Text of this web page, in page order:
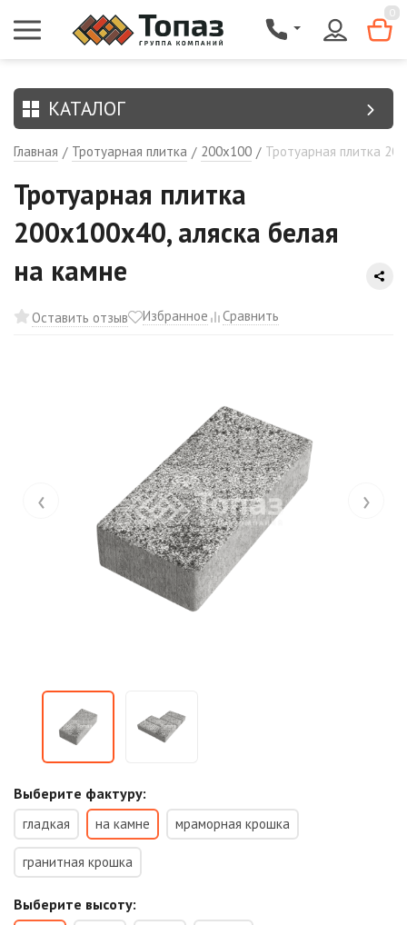
0
КАТАЛОГ
Главная / Тротуарная плитка / 200х100 / Тротуарная плитка
Тротуарная плитка
200х100х40, аляска белая
на камне
Оставить отзыв Избранное Сравнить
‹ ›
Выберите фактуру:
гладкая на камне мраморная крошка
гранитная крошка
Выберите высоту: